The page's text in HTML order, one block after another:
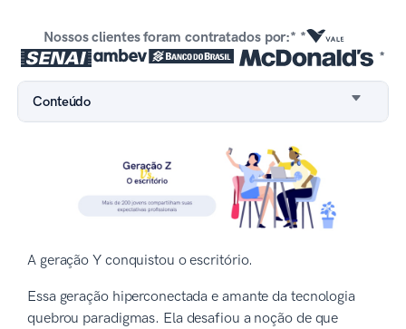
Nossos clientes foram contratados por:* *
*
Conteúdo
A geração Y conquistou o escritório.
Essa geração hiperconectada e amante da tecnologia
quebrou paradigmas. Ela desafiou a noção de que